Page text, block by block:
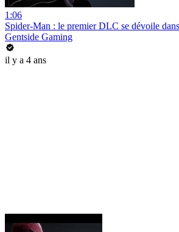
1:06
Spider-Man : le premier DLC se dévoile
Gentside Gaming
il y a 4 ans